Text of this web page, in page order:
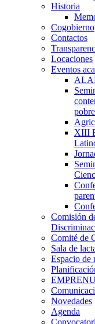
Historia
Cogobierno
Contactos
Locaciones
Eventos
XIII
Comisión
Comité de
Sala de
Espacio de
Novedades
Agenda